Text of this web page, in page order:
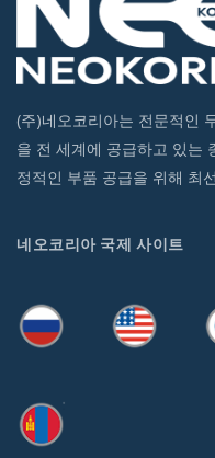
(주)네오코리아는 전문적인
을 전 세계에 공급하고 있는
정적인 부품 공급을 위해 최
네오코리아 국제 사이트